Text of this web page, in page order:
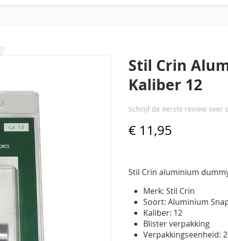
Stil Crin
Kaliber 12
Schrijf de eerste review over
€ 11,95
Stil Crin aluminium
Merk: Stil Crin
Soort: Aluminium
Kaliber: 12
Blister verpakking
Verpakkingseenheid: